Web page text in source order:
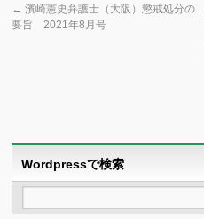
← 濱崎憲史弁護士（大阪）懲戒処分の
要旨 2021年8月号
Wordpressで検索